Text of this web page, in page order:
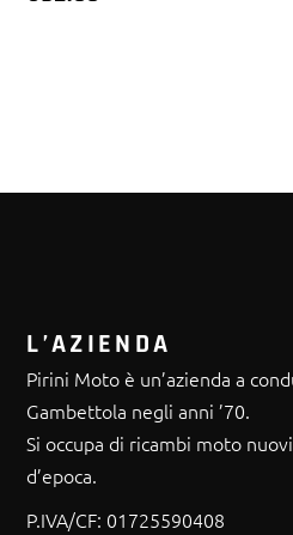
L’AZIENDA
Pirini Moto è un’azienda a
Gambettola negli anni ’70.
Si occupa di ricambi moto
d’epoca.
P.IVA/CF: 01725590408